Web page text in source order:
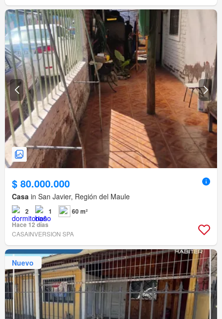
$ 80.000.000
Casa in San Javier, Región del Maule
2 1
60 m²
Hace 12 días
CASAINVERSION SPA
Nuevo